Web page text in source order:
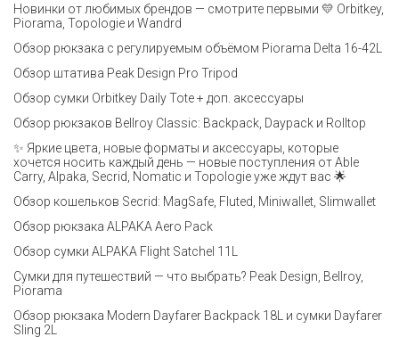
Новинки от любимых брендов — смотрите первыми 💛 Orbitkey,
Piorama, Topologie и Wandrd
Обзор рюкзака с регулируемым объёмом Piorama Delta 16-42L
Обзор штатива Peak Design Pro Tripod
Обзор сумки Orbitkey Daily Tote + доп. аксессуары
Обзор рюкзаков Bellroy Classic: Backpack, Daypack и Rolltop
✨ Яркие цвета, новые форматы и аксессуары, которые
хочется носить каждый день — новые поступления от Able
Carry, Alpaka, Secrid, Nomatic и Topologie уже ждут вас 🌟
Обзор кошельков Secrid: MagSafe, Fluted, Miniwallet, Slimwallet
Обзор рюкзака ALPAKA Aero Pack
Обзор сумки ALPAKA Flight Satchel 11L
Сумки для путешествий — что выбрать? Peak Design, Bellroy,
Piorama
Обзор рюкзака Modern Dayfarer Backpack 18L и сумки Dayfarer
Sling 2L